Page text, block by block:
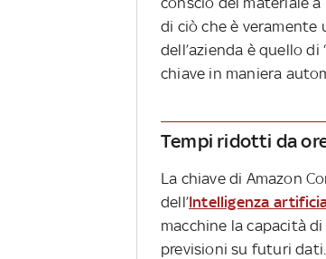
di ciò che è veramente
dell’azienda è quello
chiave in maniera
Tempi ridotti da
La chiave di Amazon
dell’Intelligenza
macchine la capacità
previsioni su futuri